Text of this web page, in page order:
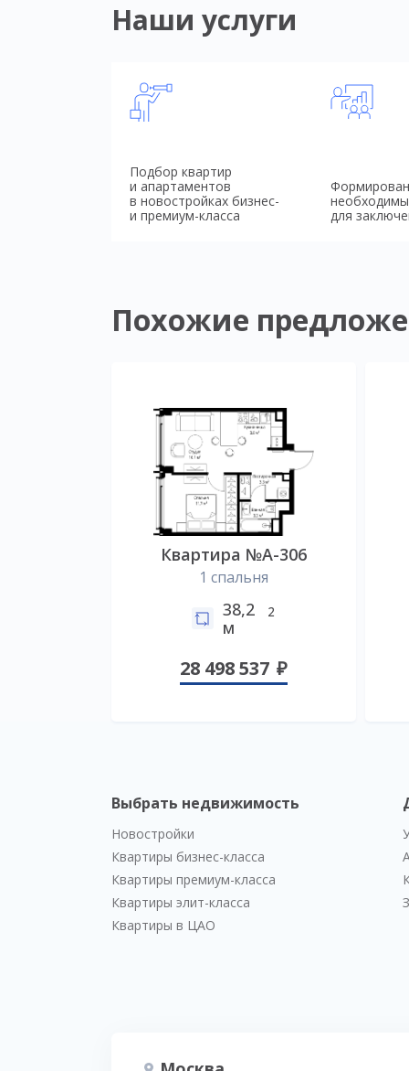
Наши услуги
Подбор квартир
и апартаментов
в новостройках бизнес-
и премиум-класса
для
Похожие
Квартира №А-306
1 спальня
38,2
м
2
28 498 537
Выбрать недвижимость
Новостройки
Квартиры бизнес-класса
Квартиры премиум-класса
Квартиры элит-класса
Квартиры в ЦАО